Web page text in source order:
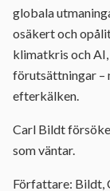
globala
osäkert och
klimatkris och
förutsättningar –
efterkälken.
Carl Bildt
som väntar.
Författare: Bildt,